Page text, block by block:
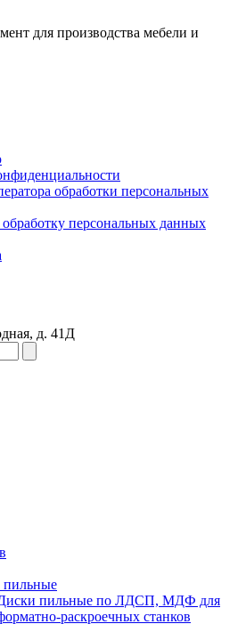
для производства мебели и
обработки персональных
обработку персональных данных
д. 41Д
пильные
пильные по ЛДСП, МДФ для
раскроечных станков